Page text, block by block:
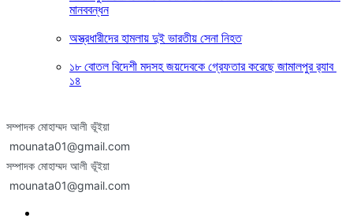
মানববন্ধন
অস্ত্রধারীদের হামলায় দুই ভারতীয় সেনা নিহত
১৮ বোতল বিদেশী মদসহ জয়দেবকে গ্রেফতার করেছে জামালপুর র‍্যাব
১৪
সম্পাদক মোহাম্মদ আলী ভূঁইয়া
mounata01@gmail.com
সম্পাদক মোহাম্মদ আলী ভূঁইয়া
mounata01@gmail.com